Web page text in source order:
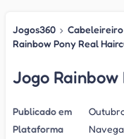
Jogos360 › Cabeleireiro
Rainbow Pony Real
Jogo
Publicado em
Plataforma